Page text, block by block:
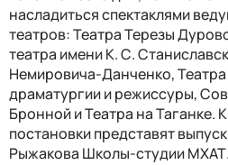
насладиться спектаклями
театров: Театра Терезы
театра имени К. С.
Немировича-Данченко,
драматургии и режиссуры,
Бронной и Театра на Таганке.
постановки представят
Рыжакова Школы-студии МХАТ.